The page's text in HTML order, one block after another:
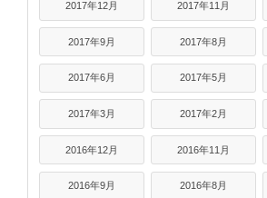
2017年12月 2017年11月
2017年9月 2017年8月
2017年6月 2017年5月
2017年3月 2017年2月
2016年12月 2016年11月
2016年9月 2016年8月